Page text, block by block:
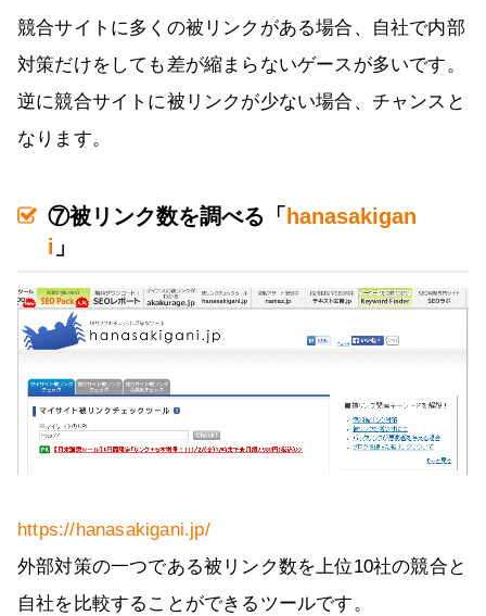
競合サイトに多くの被リンクがある場合、自社で内部
対策だけをしても差が縮まらないゲースが多いです。
逆に競合サイトに被リンクが少ない場合、チャンスと
なります。
⑦被リンク数を調べる「 hanasakigan
i 」
https://hanasakigani.jp/
外部対策の一つである被リンク数を上位10社の競合と
自社を比較することができるツールです。